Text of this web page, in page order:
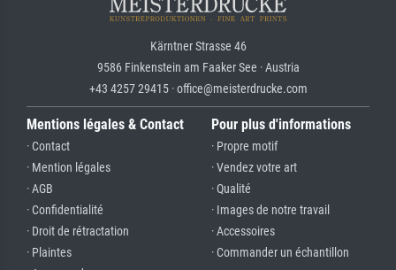
Kärntner Strasse 46
9586 Finkenstein am Faaker See · Austria
+43 4257 29415 · office@meisterdrucke.com
Mentions légales & Contact
· Contact
· Mention légales
· AGB
· Confidentialité
· Droit de rétractation
· Plaintes
Pour plus d'informations
· Propre motif
· Vendez votre art
· Qualité
· Images de notre travail
· Accessoires
· Commander un échantillon